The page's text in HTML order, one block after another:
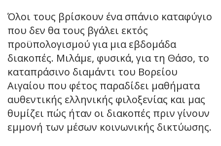
Όλοι τους βρίσκουν ένα σπάνιο καταφύγιο
που δεν θα τους βγάλει εκτός
προϋπολογισμού για μια εβδομάδα
διακοπές. Μιλάμε, φυσικά, για τη Θάσο, το
καταπράσινο διαμάντι του Βορείου
Αιγαίου που φέτος παραδίδει μαθήματα
αυθεντικής ελληνικής φιλοξενίας και μας
θυμίζει πώς ήταν οι διακοπές πριν γίνουν
εμμονή των μέσων κοινωνικής δικτύωσης.